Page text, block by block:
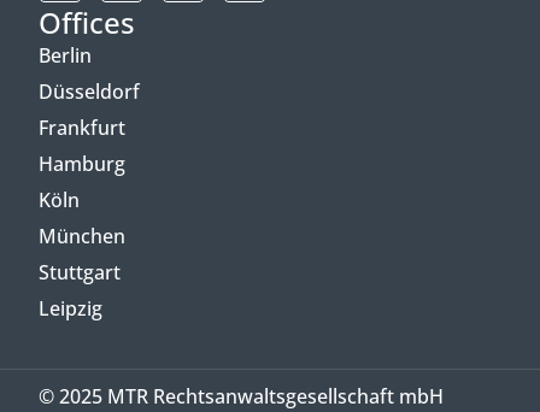
Offices
Berlin
Düsseldorf
Frankfurt
Hamburg
Köln
München
Stuttgart
Leipzig
© 2025 MTR Rechtsanwaltsgesellschaft mbH